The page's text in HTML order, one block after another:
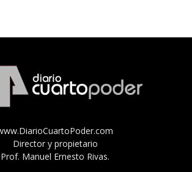
Director y propietario
Prof. Manuel Ernesto Rivas.